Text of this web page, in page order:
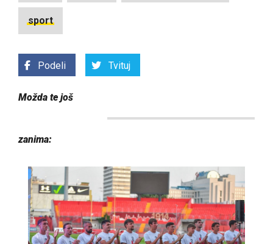
sport
Podeli Tvituj
Možda te još
zanima: